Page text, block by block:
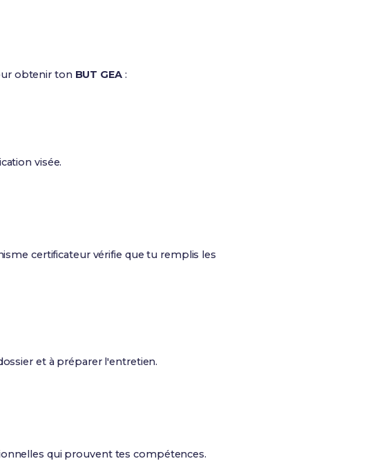
obtenir ton BUT GEA:
visée.
certificateur vérifie que tu remplis les
et à préparer l'entretien.
qui prouvent tes compétences.